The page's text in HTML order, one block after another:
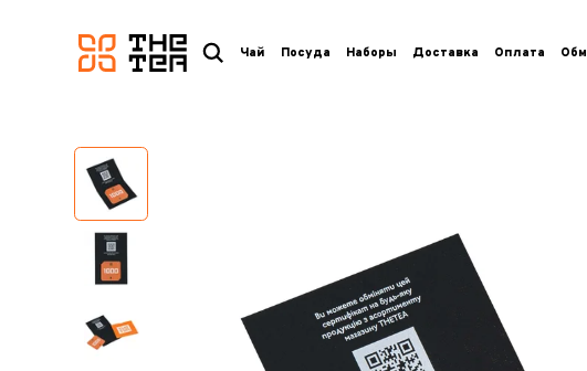
логотип
Чай Посуда Наборы Доставка Оплата